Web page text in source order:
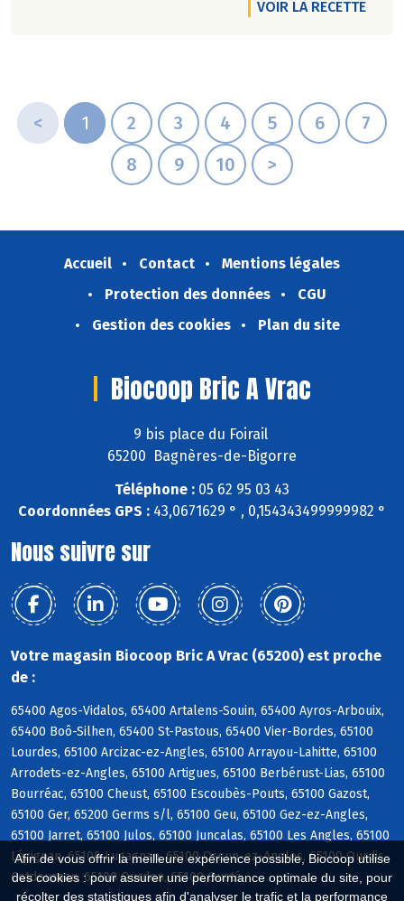
Afin de vous offrir la meilleure expérience possible, Biocoop utilise
des cookies : pour assurer une performance optimale du site, pour
récolter des statistiques afin d'analyser le trafic et la performance
VOIR LA RECETTE
< 1 2 3 4 5 6
7
8
9 10 >
Accueil Contact
Mentions légales
Protection des données
CGU
Gestion des cookies
Plan du site
Biocoop Bric A Vrac
9 bis place du Foirail
65200 Bagnères-de-Bigorre
Téléphone : 05 62 95 03 43
Coordonnées GPS : 43,0671629 ° , 0,154343499999982 °
Nous suivre sur
Votre magasin Biocoop Bric A Vrac (65200) est proche
de :
65400 Agos-Vidalos, 65400 Artalens-Souin, 65400 Ayros-Arbouix,
65400 Boô-Silhen, 65400 St-Pastous, 65400 Vier-Bordes, 65100
Lourdes, 65100 Arcizac-ez-Angles, 65100 Arrayou-Lahitte, 65100
Arrodets-ez-Angles, 65100 Artigues, 65100 Berbérust-Lias, 65100
Bourréac, 65100 Cheust, 65100 Escoubès-Pouts, 65100 Gazost,
65100 Ger, 65200 Germs s/l, 65100 Geu, 65100 Gez-ez-Angles,
65100 Jarret, 65100 Julos, 65100 Juncalas, 65100 Les Angles, 65100
Lézignan, 65100 Lugagnan, 65100 Ossun-ez-Angles, 65100 Ourdis-
Cotdoussan, 65100 Ourdon, 65100 Ousté